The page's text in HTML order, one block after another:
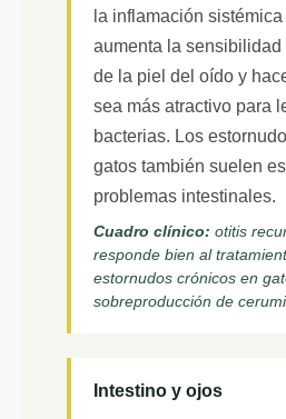
la inflamación
aumenta la sensibilidad
de la piel del oído y
sea más atractivo para
bacterias. Los
gatos también suelen
problemas intestinales.
Cuadro clínico: otitis
responde bien al
estornudos crónicos en
sobreproducción de
Intestino y ojos